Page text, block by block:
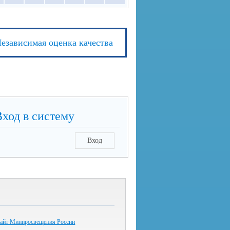
оценка качества
в систему
Вход
Минпросвещения России